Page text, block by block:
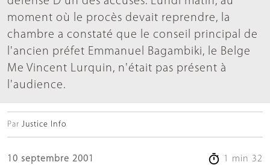
moment où le procès devait reprendre, la
chambre a constaté que le conseil principal de
l'ancien préfet Emmanuel Bagambiki, le Belge
Me Vincent Lurquin, n'était pas présent à
l'audience.
Par Justice Info
10 septembre 2001 1 min 32